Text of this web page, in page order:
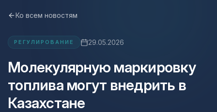
Ко всем новостям
РЕГУЛИРОВАНИЕ 29.05.2026
Молекулярную маркировку
топлива могут внедрить в
Казахстане